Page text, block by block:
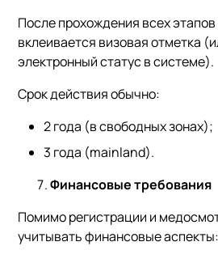
После прохождения всех
вклеивается визовая отметка
электронный статус в системе).
Срок действия обычно:
2 года (в свободных зонах);
3 года (mainland).
Финансовые требования
Помимо регистрации и
учитывать финансовые аспекты: